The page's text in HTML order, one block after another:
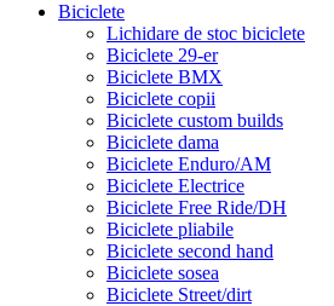
Biciclete
Lichidare de stoc biciclete
Biciclete 29-er
Biciclete BMX
Biciclete copii
Biciclete custom builds
Biciclete dama
Biciclete Enduro/AM
Biciclete Electrice
Biciclete Free Ride/DH
Biciclete pliabile
Biciclete second hand
Biciclete sosea
Biciclete Street/dirt